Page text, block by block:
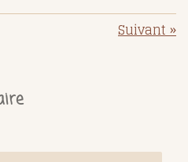
Suivant»